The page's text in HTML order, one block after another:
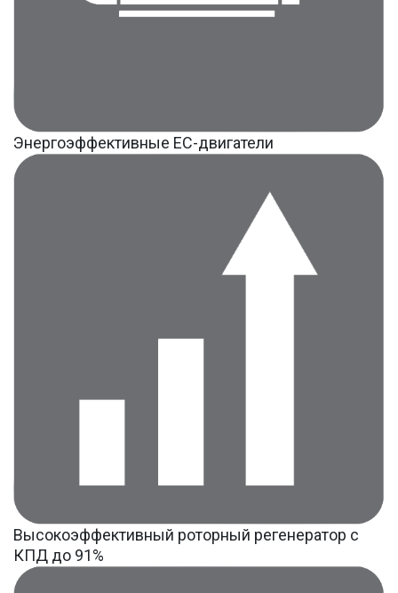
Энергоэффективные ЕС-двигатели
Высокоэффективный роторный регенератор с
КПД до 91%